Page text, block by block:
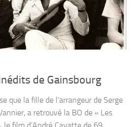
de Gainsbourg
que la fille de l’arrangeur de Serge
a retrouvé la BO de « Les